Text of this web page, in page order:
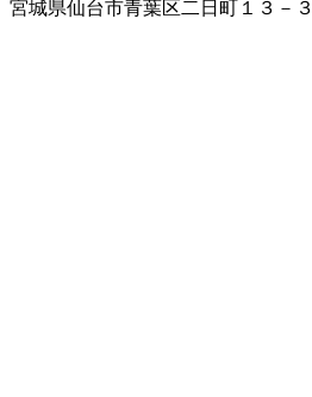
宮城県仙台市青葉区二日町１３－３